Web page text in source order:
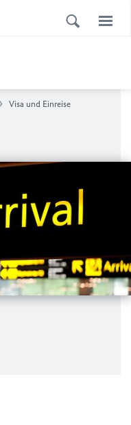
Visa und Einreise